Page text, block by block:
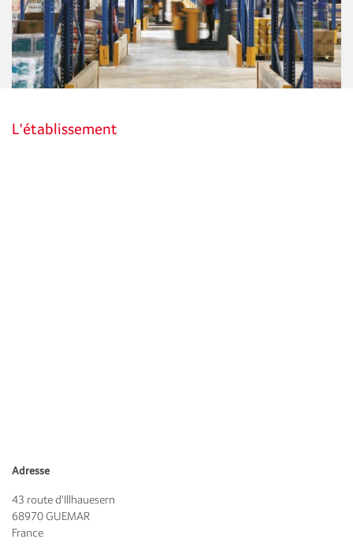
L'établissement
Adresse
43 route d'Illhauesern
68970 GUEMAR
France